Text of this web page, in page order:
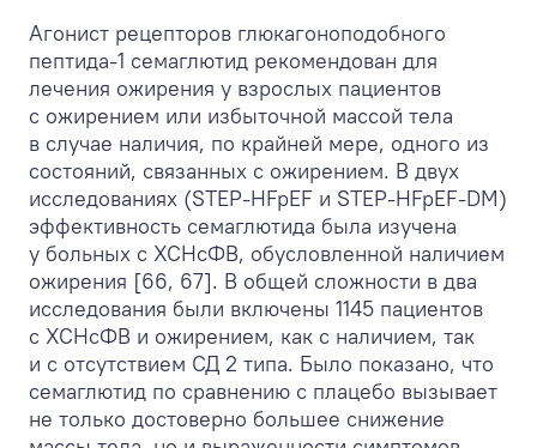
Агонист рецепторов глюкагоноподобного
пептида-1 семаглютид рекомендован для
лечения ожирения у взрослых пациентов
с ожирением или избыточной массой тела
в случае наличия, по крайней мере, одного из
состояний, связанных с ожирением. В двух
исследованиях (STEP-HFpEF и STEP-HFpEF-DM)
эффективность семаглютида была изучена
у больных с ХСНсФВ, обусловленной наличием
ожирения [66, 67]. В общей сложности в два
исследования были включены 1145 пациентов
с ХСНсФВ и ожирением, как с наличием, так
и с отсутствием СД 2 типа. Было показано, что
семаглютид по сравнению с плацебо вызывает
не только достоверно большее снижение